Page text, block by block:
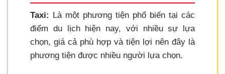
Taxi: Là một phương tiện phổ biến tại các
điểm du lịch hiện nay, với nhiều sự lựa
chọn, giá cả phù hợp và tiện lợi nên đây là
phương tiện được nhiều người lựa chọn.